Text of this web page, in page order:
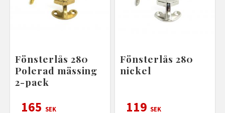
Fönsterlås 280
Polerad mässing
2-pack
165 SEK
Fönsterlås 280
nickel
119 SEK